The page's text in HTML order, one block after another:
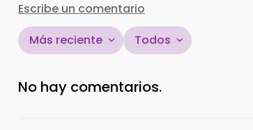
Escribe un comentario
Título
Más reciente Todos
No hay comentarios.